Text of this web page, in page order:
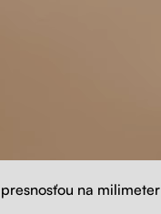
na milimeter